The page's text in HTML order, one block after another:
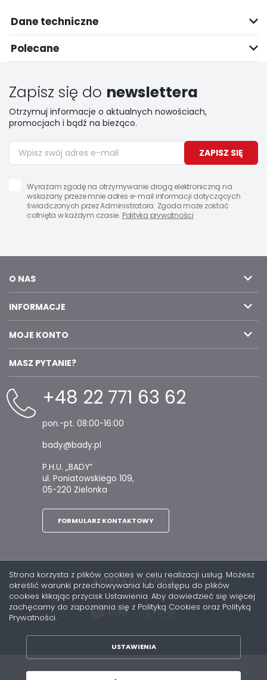
Dane techniczne
Polecane
Zapisz się do newslettera
Otrzymuj informacje o aktualnych nowościach,
promocjach i bądź na bieżąco.
ZAPISZ SIĘ
Wyrażam zgodę na otrzymywanie drogą elektroniczną na
wskazany przeze mnie adres e-mail informacji dotyczących
świadczonych przez Administratora. Zgoda może zostać
cofnięta w każdym czasie. Polityka prywatności
O NAS
INFORMACJE
MOJE KONTO
MASZ PYTANIE?
+48 22 771 63 62
pon.-pt. 08:00-16:00
bady@bady.pl
P.H.U. „BADY”
ul. Poniatowskiego 109,
05-220 Zielonka
FORMULARZ KONTAKTOWY
SZYBKA DOSTAWA
Strona korzysta z plików cookies w celu realizacji usług. Możesz
określić warunki przechowywania lub dostępu do plików
cookies klikając przycisk Ustawienia. Aby dowiedzieć się więcej
zachęcamy do zapoznania się z Polityką Cookies oraz Polityką
Prywatności.
USTAWIENIA
ZAPISZ WYBRANE